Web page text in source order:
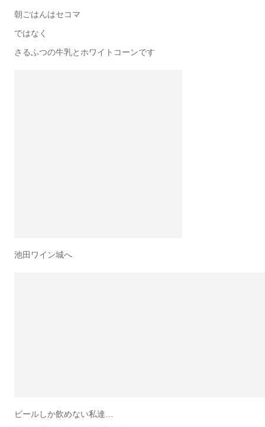
朝ごはんはセコマ
ではなく
さるふつの牛乳とホワイトコーンです
池田ワイン城へ
ビールしか飲めない私達…